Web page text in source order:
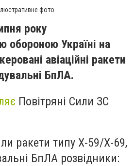
Ілюстративне фото
року
обороною Україні на
авіаційні ракети
БпЛА.
Повітряні Сили ЗС
ракети типу Х-59/Х-69,
БпЛА розвідники: